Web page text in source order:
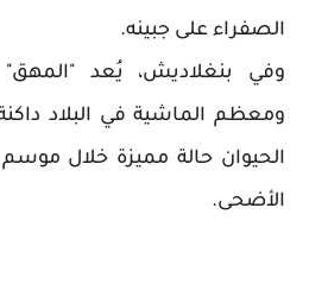
الصفراء على جبينه.
وفي بنغلاديش، يُعد "المهق"
ومعظم الماشية في البلاد
الحيوان حالة مميزة خلال
الأضحى.